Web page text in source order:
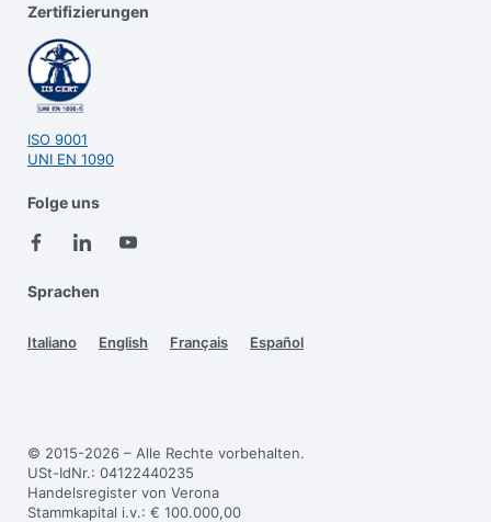
Zertifizierungen
ISO 9001
UNI EN 1090
Folge uns
Sprachen
Italiano English Français Español
© 2015-2026 – Alle Rechte vorbehalten.
USt-IdNr.: 04122440235
Handelsregister von Verona
Stammkapital i.v.: € 100.000,00